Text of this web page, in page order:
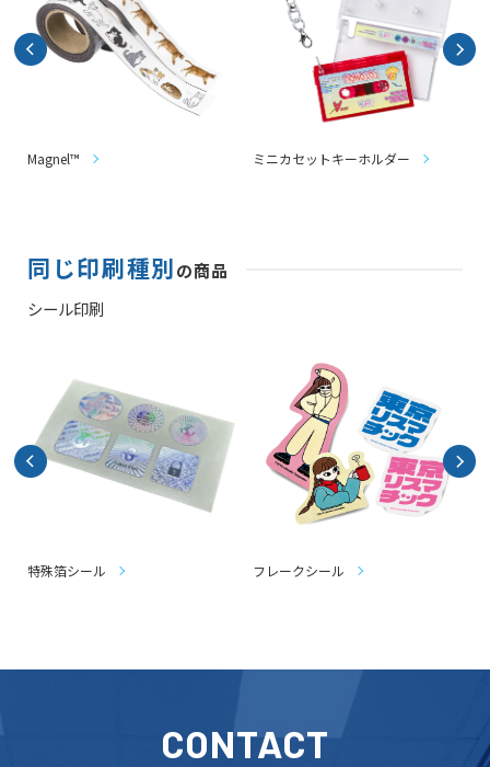
Magnel™ ミニカセットキーホルダー
同じ印刷種別の商品
シール印刷
特殊箔シール フレークシール
CONTACT